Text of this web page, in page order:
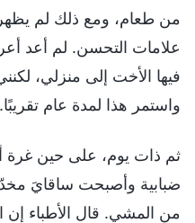
من طعام، ومع ذلك لم
علامات التحسن. لم أعد
فيها الأخت إلى منزلي،
واستمر هذا لمدة عام تقريبًا.
ثم ذات يوم، على حين غرة
ضبابية وأصبحت ساقايَ
من المشي. قال الأطباء إن